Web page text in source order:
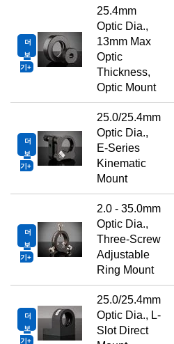
더
보
기
25.4mm
Optic Dia.,
13mm Max
Optic
Thickness,
Optic Mount
더
보
기
25.0/25.4mm
Optic Dia.,
E-Series
Kinematic
Mount
더
보
기
2.0 - 35.0mm
Optic Dia.,
Three-Screw
Adjustable
Ring Mount
더
보
기
25.0/25.4mm
Optic Dia., L-
Slot Direct